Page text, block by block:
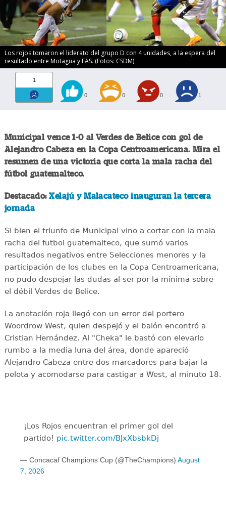
Los rojos tomaron el liderato del grupo D con 4 unidades, a la espera del
resultado entre Motagua y FAS. (Fotos: CSDM)
1
0 0 0 1
Municipal vence 1-0 al Verdes de Belice con gol de
Alejandro Cabeza en la Copa Centroamericana. Mira el
resumen de una victoria que corta la mala racha del
fútbol guatemalteco.
Destacado:Xelajú y Malacateco inauguran la tercera
jornada
Si bien el triunfo de Municipal vino a cortar con la mala
racha del futbol guatemalteco, que sumó varios
resultados negativos entre Selecciones menores y la
participación de los clubes en la Copa Centroamericana,
no pudo despejar las dudas al ser por la mínima sobre
el débil Verdes de Belice.
La anotación roja llegó con un error del portero
Woordrow West, quien despejó y el balón encontró a
Cristian Hernández. Al "Cheka" le bastó con elevarlo
rumbo a la media luna del área, donde apareció
Alejandro Cabeza entre dos marcadores para bajar la
pelota y acomodarse para castigar a West, al minuto 18.
¡Los Rojos encuentran el primer gol del
partido! pic.twitter.com/BJxXbsbkDj
— Concacaf Champions Cup (@TheChampions) August
7, 2026